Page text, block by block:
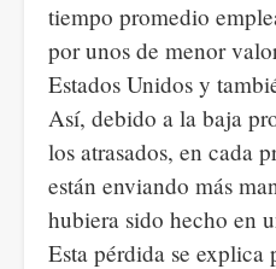
tiempo promedio
por unos de menor
Estados Unidos y
Así, debido a la baja
los atrasados, en cada
están enviando más
hubiera sido hecho en
Esta pérdida se explica